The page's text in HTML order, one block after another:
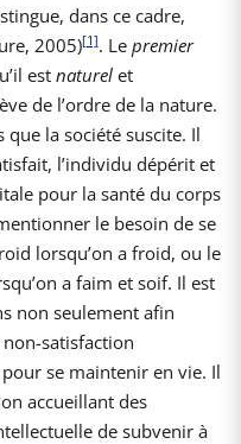
dans ce cadre,
2005)[1]. Le premier
estnaturel et
de l’ordre de la nature.
la société suscite. Il
l’individu dépérit et
pour la santé du corps
le besoin de se
lorsqu’on a froid, ou le
a faim et soif. Il est
non seulement afin
satisfaction
se maintenir en vie. Il
accueillant des
de subvenir à